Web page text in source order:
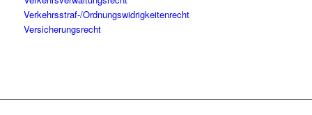
Verkehrsstraf-/Ordnungswidrigkeitenrecht
Versicherungsrecht